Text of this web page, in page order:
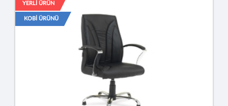
YERLİ ÜRÜN
KOBİ ÜRÜNÜ